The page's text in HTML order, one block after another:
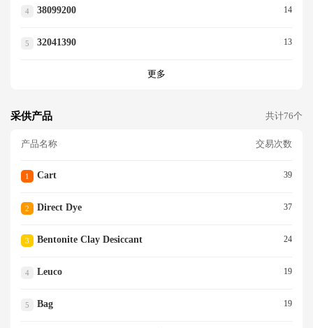
4 38099200 14
5 32041390 13
更多
采供产品 共计76个
产品名称 交易次数
1 Cart 39
2 Direct Dye 37
3 Bentonite Clay Desiccant 24
4 Leuco 19
5 Bag 19